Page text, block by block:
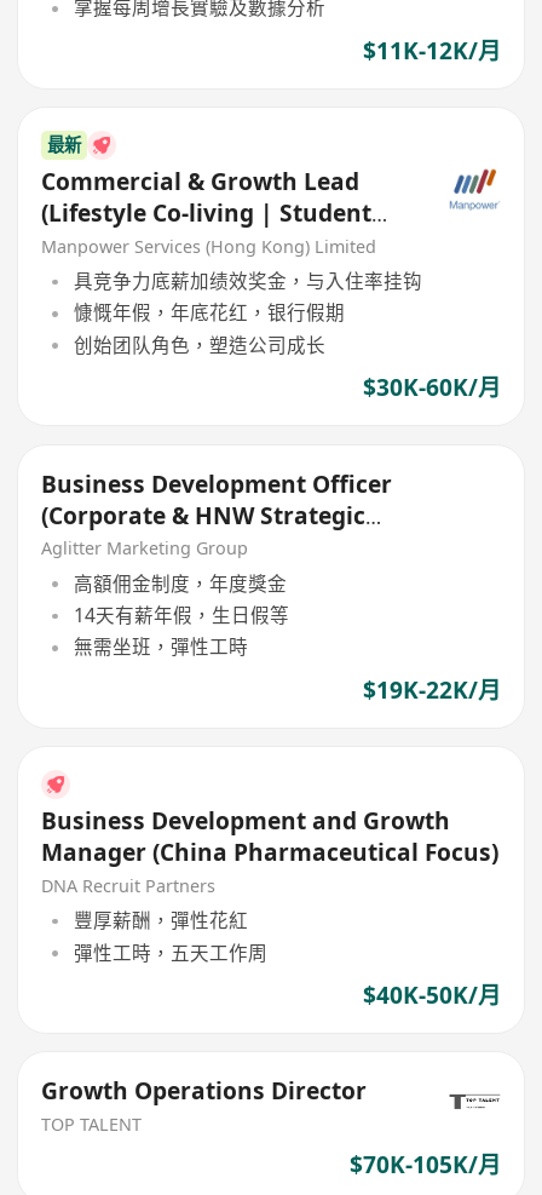
掌握每周增長實驗及數據分析
$11K-12K/月
最新
Commercial & Growth Lead
(Lifestyle Co-living | Student
Housing)
Manpower Services (Hong Kong) Limited
具竞争力底薪加绩效奖金，与入住率挂钩
慷慨年假，年底花红，银行假期
创始团队角色，塑造公司成长
$30K-60K/月
Business Development Officer
(Corporate & HNW Strategic
Growth)
Aglitter Marketing Group
高額佣金制度，年度獎金
14天有薪年假，生日假等
無需坐班，彈性工時
$19K-22K/月
Business Development and Growth
Manager (China Pharmaceutical Focus)
DNA Recruit Partners
豐厚薪酬，彈性花紅
彈性工時，五天工作周
$40K-50K/月
Growth Operations Director
TOP TALENT
$70K-105K/月